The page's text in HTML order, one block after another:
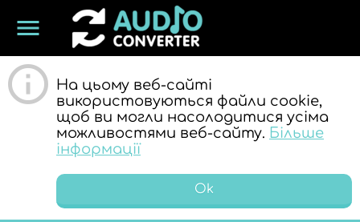
menu
ОНЛАЙН
На цьому веб-сайті
використовуються файли cookie,
щоб ви могли насолодитися усіма
можливостями веб-сайту. Більше
інформації
Ok